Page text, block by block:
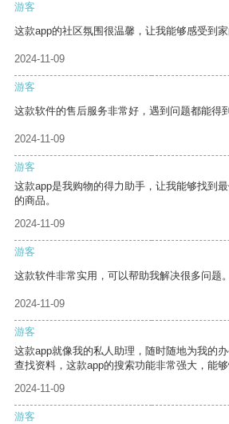
游客
这款app的社区氛围很温馨，让我能够感受到家
2024-11-09
游客
这款软件的售后服务非常好，遇到问题都能得
2024-11-09
游客
这款app是我购物的得力助手，让我能够找到
的商品。
2024-11-09
游客
这款软件非常实用，可以帮助我解决很多问题。
2024-11-09
游客
这款app就像我的私人助理，随时随地为我的
查找资料，这款app的搜索功能非常强大，能够
2024-11-09
游客